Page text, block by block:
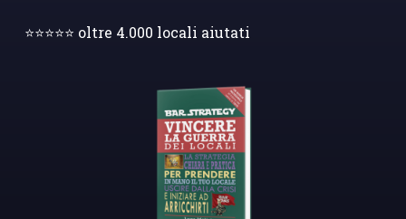
⭐️⭐️⭐️⭐️⭐️ oltre 4.000 locali aiutati